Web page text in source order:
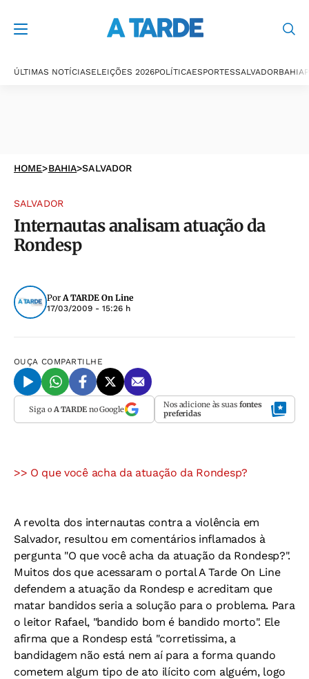
ÚLTIMAS NOTÍCIASELEIÇÕES 2026POLÍTICAESPORTESSALVADORBAHIA
HOME>BAHIA>SALVADOR
SALVADOR
Internautas analisam atuação da
Rondesp
PorA TARDE On Line
17/03/2009 - 15:26 h
OUÇA COMPARTILHE
Siga o A TARDEno Google Nos adicione às suas fontes
preferidas
>> O que você acha da atuação da Rondesp?
A revolta dos internautas contra a violência em
Salvador, resultou em comentários inflamados à
pergunta "O que você acha da atuação da Rondesp?".
Muitos dos que acessaram o portal A Tarde On Line
defendem a atuação da Rondesp e acreditam que
matar bandidos seria a solução para o problema. Para
o leitor Rafael, "bandido bom é bandido morto". Ele
afirma que a Rondesp está "corretissima, a
bandidagem não está nem aí para a forma quando
cometem algum tipo de ato ilícito com alguém, logo